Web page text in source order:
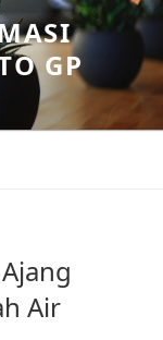
GP
Air